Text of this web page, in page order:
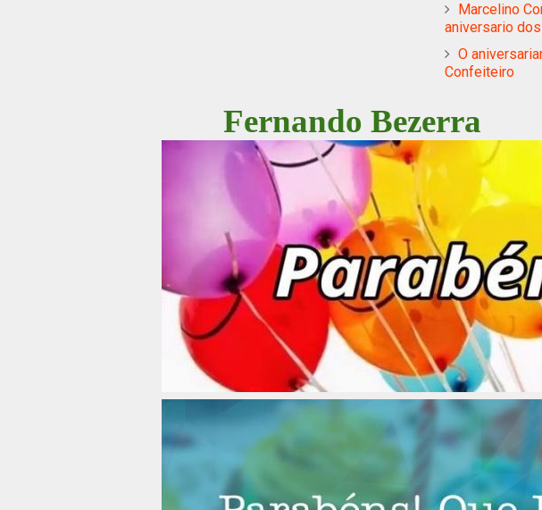
Marcelino
aniversario
O
Confeiteiro
Fernando Bezerra